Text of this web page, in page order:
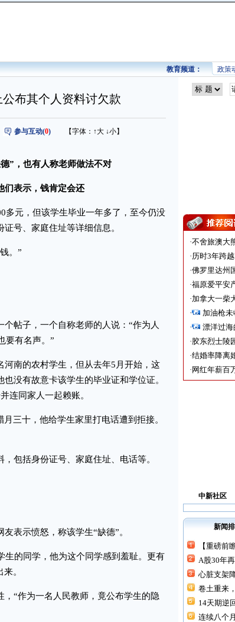
政策
教育频道：
布其个人资料讨欠款
参与互动(0) 【字体： ↑大 ↓小】
”，也有人称老师做法不对
们表示，钱肯定会还
元，但该学生毕业一年多了，至今仍没
号、家庭住址等详细信息。
。”
帖子，一个自称老师的人说：“作为人
要有名声。”
南的农村学生，但从去年5月开始，这
没有故意卡该学生的毕业证和学位证。
连同家人一起赖账。
三十，他给学生家里打电话遭到拒接。
包括身份证号、家庭住址、电话等。
表示愤怒，称该学生“缺德”。
的同学，他为这个同学感到羞耻。更有
。
“作为一名人民教师，竟公布学生的隐
·不舍旅澳大
·历时3年跨
·佛罗里达州
·福原爱平安
·加拿大一柴
·
加油枪
·
漂洋过海
·胶东烈士陵
·结婚率降离
· 网红年薪百
中新社区
新闻
【重磅前
A股30年
心脏支架
卷土重来
14天期逆
连续八个